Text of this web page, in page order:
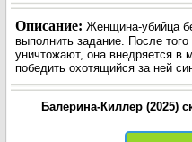
Описание: Женщина-убийца
выполнить задание. После
уничтожают, она внедряется в
победить охотящийся за ней
Балерина-Киллер (2025)